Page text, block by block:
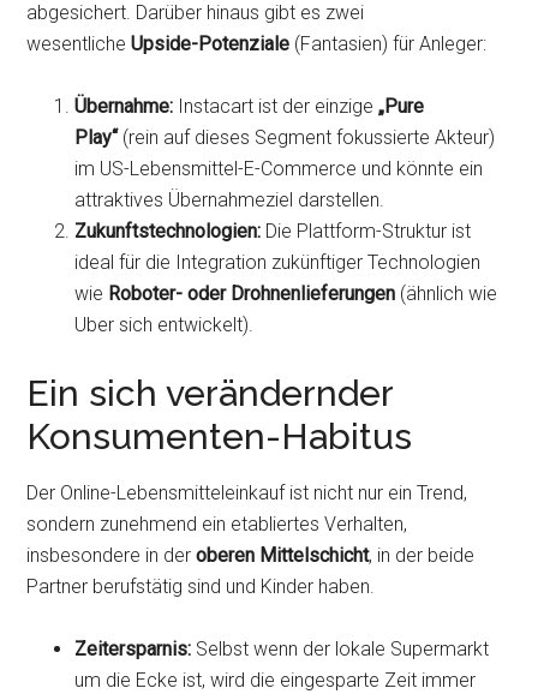
abgesichert. Darüber hinaus gibt es zwei
wesentlicheUpside-Potenziale (Fantasien) für Anleger:
Übernahme: Instacart ist der einzige„Pure
Play“(rein auf dieses Segment fokussierte Akteur)
im US-Lebensmittel-E-Commerce und könnte ein
attraktives Übernahmeziel darstellen.
Zukunftstechnologien: Die Plattform-Struktur ist
ideal für die Integration zukünftiger Technologien
wie Roboter- oder Drohnenlieferungen (ähnlich wie
Uber sich entwickelt).
Ein sich verändernder
Konsumenten-Habitus
Der Online-Lebensmitteleinkauf ist nicht nur ein Trend,
sondern zunehmend ein etabliertes Verhalten,
insbesondere in deroberen Mittelschicht, in der beide
Partner berufstätig sind und Kinder haben.
Zeitersparnis: Selbst wenn der lokale Supermarkt
um die Ecke ist, wird die eingesparte Zeit immer